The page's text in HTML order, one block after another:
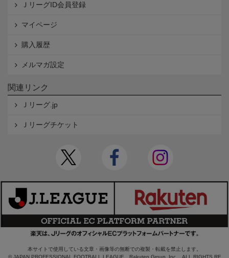
ＪリーグID会員登録
マイページ
購入履歴
メルマガ設定
関連リンク
Ｊリーグ.jp
Ｊリーグチケット
本サイトで使用している文章・画像等の無断での複製・転載を禁止します。
© JAPAN PROFESSIONAL FOOTBALL LEAGUE Rakuten Group, Inc. ALL RIGHTS RE